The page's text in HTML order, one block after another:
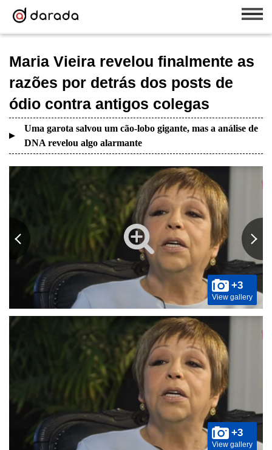
Maria Vieira revelou finalmente as
razões por detrás dos posts de
ódio contra antigos colegas
Uma garota salvou um cão-lobo gigante, mas a análise de
DNA revelou algo alarmante
+3
View gallery
+3
View gallery